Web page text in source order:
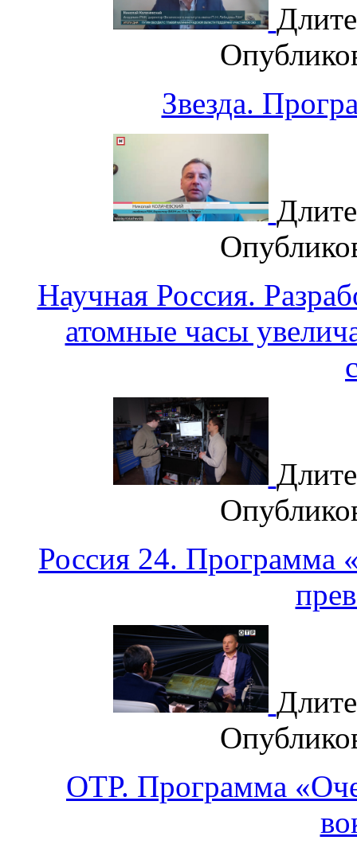
Звезда.
Научная Россия.
атомные часы
Россия 24. Программа
ОТР. Программа